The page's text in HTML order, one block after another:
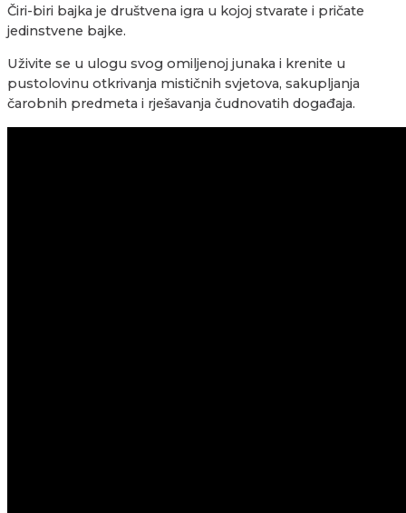
Čiri-biri bajka je društvena igra u kojoj stvarate i pričate
jedinstvene bajke.
Uživite se u ulogu svog omiljenoj junaka i krenite u
pustolovinu otkrivanja mističnih svjetova, sakupljanja
čarobnih predmeta i rješavanja čudnovatih događaja.